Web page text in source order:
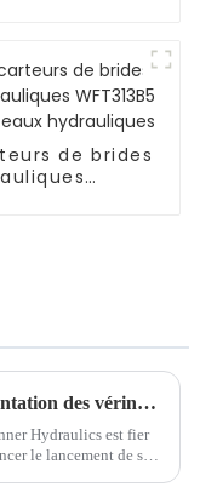
de brides
Présentation des vérins à écrou de blocage Pancake de la série YPL : puissance, précision et performances compactes
Hydraulics est fier
le lancement de ses